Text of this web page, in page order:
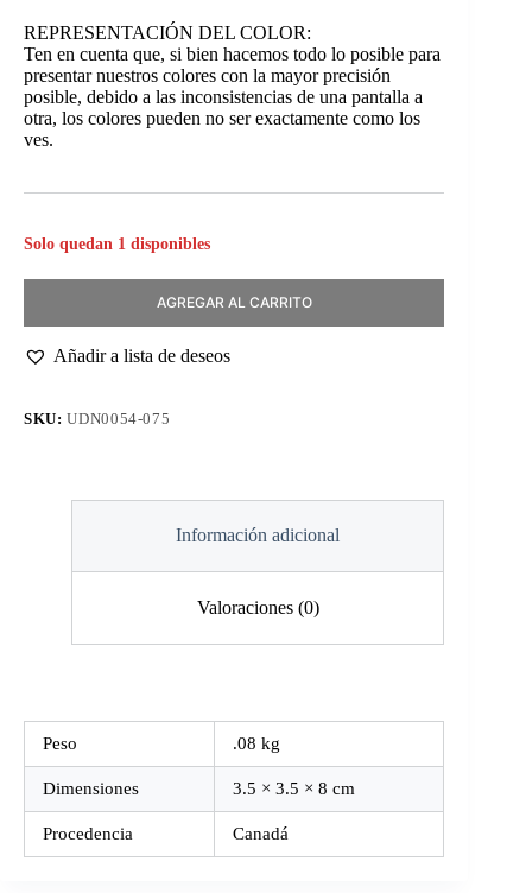
REPRESENTACIÓN DEL COLOR:
Ten en cuenta que, si bien hacemos todo lo posible para
presentar nuestros colores con la mayor precisión
posible, debido a las inconsistencias de una pantalla a
otra, los colores pueden no ser exactamente como los
ves.
Solo quedan 1 disponibles
AGREGAR AL CARRITO
Añadir a lista de deseos
SKU:UDN0054-075
Información adicional
Valoraciones (0)
Peso .08 kg
Dimensiones 3.5 × 3.5 × 8 cm
Procedencia Canadá